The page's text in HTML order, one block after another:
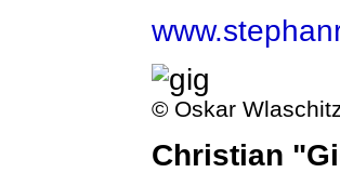
© Oskar
Christian